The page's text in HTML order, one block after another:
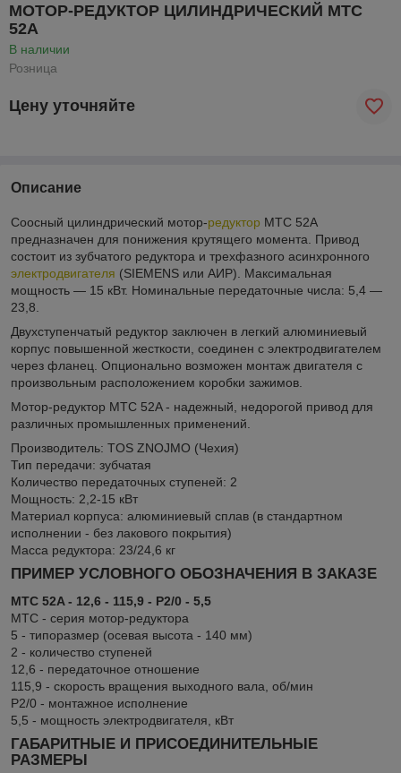
МОТОР-РЕДУКТОР ЦИЛИНДРИЧЕСКИЙ MTC
52A
В наличии
Розница
Цену уточняйте
Описание
Соосный цилиндрический мотор-редуктор MTC 52A
предназначен для понижения крутящего момента. Привод
состоит из зубчатого редуктора и трехфазного асинхронного
электродвигателя (SIEMENS или АИР). Максимальная
мощность — 15 кВт. Номинальные передаточные числа: 5,4 —
23,8.
Двухступенчатый редуктор заключен в легкий алюминиевый
корпус повышенной жесткости, соединен с электродвигателем
через фланец. Опционально возможен монтаж двигателя с
произвольным расположением коробки зажимов.
Мотор-редуктор MTC 52A - надежный, недорогой привод для
различных промышленных применений.
Производитель: TOS ZNOJMO (Чехия)
Тип передачи: зубчатая
Количество передаточных ступеней: 2
Мощность: 2,2-15 кВт
Материал корпуса: алюминиевый сплав (в стандартном
исполнении - без лакового покрытия)
Масса редуктора: 23/24,6 кг
ПРИМЕР УСЛОВНОГО ОБОЗНАЧЕНИЯ В ЗАКАЗЕ
MTC 52A - 12,6 - 115,9 - P2/0 - 5,5
MTC - серия мотор-редуктора
5 - типоразмер (осевая высота - 140 мм)
2 - количество ступеней
12,6 - передаточное отношение
115,9 - скорость вращения выходного вала, об/мин
P2/0 - монтажное исполнение
5,5 - мощность электродвигателя, кВт
ГАБАРИТНЫЕ И ПРИСОЕДИНИТЕЛЬНЫЕ
РАЗМЕРЫ